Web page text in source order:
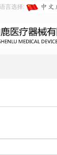
语言选择: